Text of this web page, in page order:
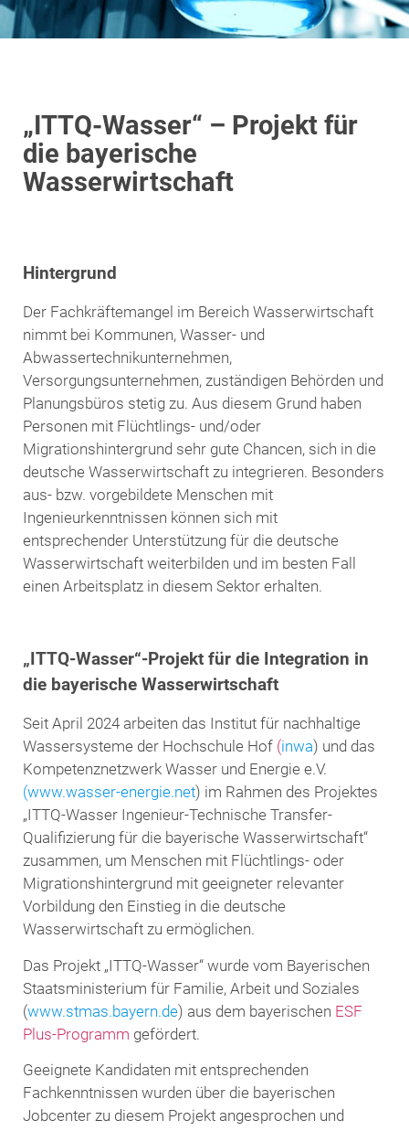
„ITTQ-Wasser“ – Projekt für
die bayerische
Wasserwirtschaft
Hintergrund
Der Fachkräftemangel im Bereich Wasserwirtschaft
nimmt bei Kommunen, Wasser- und
Abwassertechnikunternehmen,
Versorgungsunternehmen, zuständigen Behörden und
Planungsbüros stetig zu. Aus diesem Grund haben
Personen mit Flüchtlings- und/oder
Migrationshintergrund sehr gute Chancen, sich in die
deutsche Wasserwirtschaft zu integrieren. Besonders
aus- bzw. vorgebildete Menschen mit
Ingenieurkenntnissen können sich mit
entsprechender Unterstützung für die deutsche
Wasserwirtschaft weiterbilden und im besten Fall
einen Arbeitsplatz in diesem Sektor erhalten.
„ITTQ-Wasser“-Projekt für die Integration in
die bayerische Wasserwirtschaft
Seit April 2024 arbeiten das Institut für nachhaltige
Wassersysteme der Hochschule Hof (inwa) und das
Kompetenznetzwerk Wasser und Energie e.V.
(www.wasser-energie.net) im Rahmen des Projektes
„ITTQ-Wasser Ingenieur-Technische Transfer-
Qualifizierung für die bayerische Wasserwirtschaft“
zusammen, um Menschen mit Flüchtlings- oder
Migrationshintergrund mit geeigneter relevanter
Vorbildung den Einstieg in die deutsche
Wasserwirtschaft zu ermöglichen.
Das Projekt „ITTQ-Wasser“ wurde vom Bayerischen
Staatsministerium für Familie, Arbeit und Soziales
(www.stmas.bayern.de) aus dem bayerischen ESF
Plus-Programm gefördert.
Geeignete Kandidaten mit entsprechenden
Fachkenntnissen wurden über die bayerischen
Jobcenter zu diesem Projekt angesprochen und